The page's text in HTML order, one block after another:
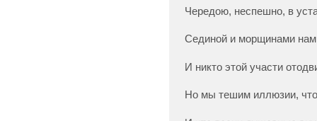
Чередою, неспешно, в
Сединой и морщинами нам
И никто этой участи
Но мы тешим иллюзии,